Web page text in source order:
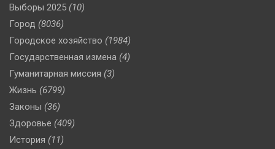
Выборы 2025 (10)
Город (8036)
Городское хозяйство (1984)
Государственная измена (4)
Гуманитарная миссия (3)
Жизнь (6799)
Законы (36)
Здоровье (409)
История (11)